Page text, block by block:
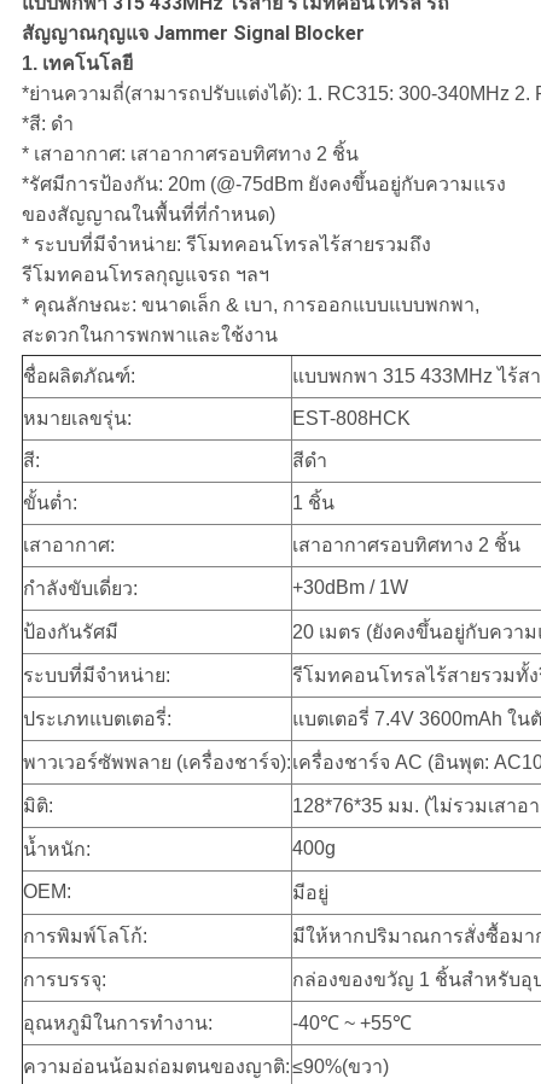
PRIVACY
POLICY
สัญญาณกุญแจ Jammer Signal Blocker
1. เทคโนโลยี
*ย่านความถี่(สามารถปรับแต่งได้): 1. RC315: 300-340MHz 2.
*สี: ดำ
* เสาอากาศ: เสาอากาศรอบทิศทาง 2 ชิ้น
*รัศมีการป้องกัน: 20m (@-75dBm ยังคงขึ้นอยู่กับความแรง
ของสัญญาณในพื้นที่ที่กำหนด)
* ระบบที่มีจำหน่าย: รีโมทคอนโทรลไร้สายรวมถึง
รีโมทคอนโทรลกุญแจรถ ฯลฯ
* คุณลักษณะ: ขนาดเล็ก & เบา, การออกแบบแบบพกพา,
สะดวกในการพกพาและใช้งาน
ชื่อผลิตภัณฑ์:
แบบพกพา 315 433MHz ไร้
หมายเลขรุ่น: EST-808HCK
สี: สีดำ
ขั้นต่ำ: 1 ชิ้น
เสาอากาศ: เสาอากาศรอบทิศทาง 2 ชิ้น
กำลังขับเดี่ยว: +30dBm / 1W
ป้องกันรัศมี 20 เมตร (ยังคงขึ้นอยู่กับคว
ระบบที่มีจำหน่าย: รีโมทคอนโทรลไร้สายรวมทั้
ประเภทแบตเตอรี่: แบตเตอรี่ 7.4V 3600mAh ใ
พาวเวอร์ซัพพลาย (เครื่องชาร์จ):เครื่องชาร์จ AC (อินพุต:
มิติ: 128*76*35 มม. (ไม่รวมเสาอ
น้ำหนัก: 400g
OEM: มีอยู่
การพิมพ์โลโก้: มีให้หากปริมาณการสั่งซื้อมา
การบรรจุ: กล่องของขวัญ 1 ชิ้นสำหรับอุ
อุณหภูมิในการทำงาน: -40℃ ~ +55℃
ความอ่อนน้อมถ่อมตนของญาติ:≤90%(ขวา)